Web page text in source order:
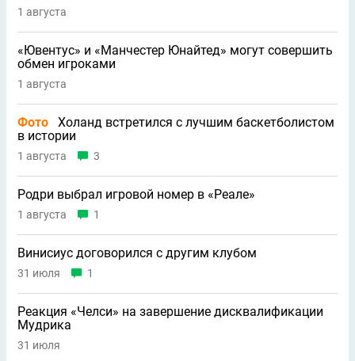
1 августа
«Ювентус» и «Манчестер Юнайтед» могут совершить
обмен игроками
1 августа
Фото
Холанд встретился с лучшим баскетболистом
в истории
1 августа 3
Родри выбрал игровой номер в «Реале»
1 августа 1
Винисиус договорился с другим клубом
31 июля 1
Реакция «Челси» на завершение дисквалификации
Мудрика
31 июля